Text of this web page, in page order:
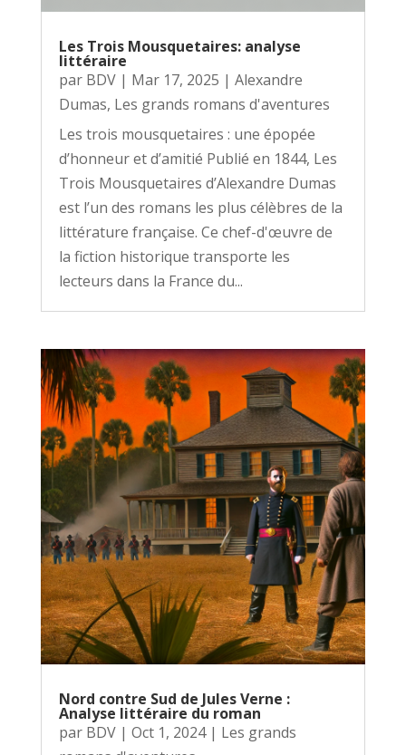
Les Trois Mousquetaires: analyse
littéraire
par BDV| Mar 17, 2025 | Alexandre
Dumas, Les grands romans d'aventures
Les trois mousquetaires : une épopée
d’honneur et d’amitié Publié en 1844, Les
Trois Mousquetaires d’Alexandre Dumas
est l’un des romans les plus célèbres de la
littérature française. Ce chef-d'œuvre de
la fiction historique transporte les
lecteurs dans la France du...
Nord contre Sud de Jules Verne :
Analyse littéraire du roman
par BDV| Oct 1, 2024| Les grands